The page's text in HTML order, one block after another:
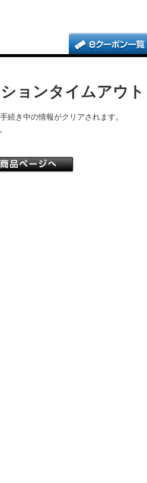
ョンタイムアウト
続き中の情報がクリアされます。